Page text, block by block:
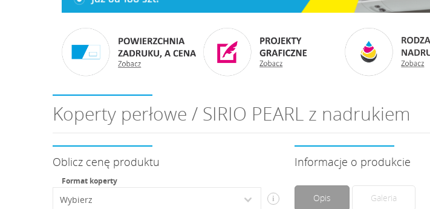
Koperty perłowe / SIRIO PEARL z nadrukiem
Oblicz cenę produktu
Format koperty
i
Informacje o produkcie
Opis Galeria